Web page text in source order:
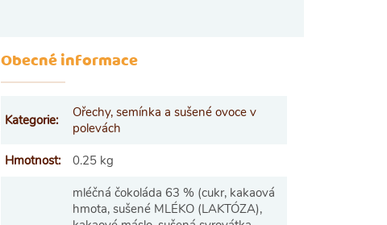
Obecné informace
Kategorie:
Ořechy, semínka a sušené ovoce v
polevách
Hmotnost: 0.25 kg
mléčná čokoláda 63 % (cukr, kakaová
hmota, sušené MLÉKO (LAKTÓZA),